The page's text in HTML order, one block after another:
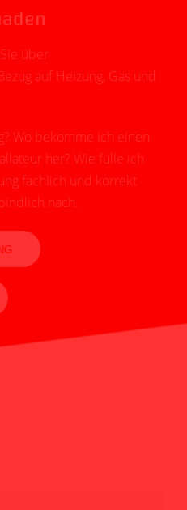
über
auf Heizung, Gas und
Wo bekomme ich einen
her? Wie fülle ich
fachlich und korrekt
nach.